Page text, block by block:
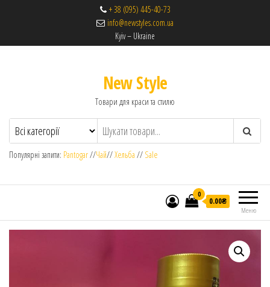
+ 38 (095) 445-40-73
info@newstyles.com.ua
Kyiv – Ukraine
New Style
Товари для краси та стилю
Популярні запити: Pantogar//Чай//Хельба // Sale
Меню
0
0.00₴